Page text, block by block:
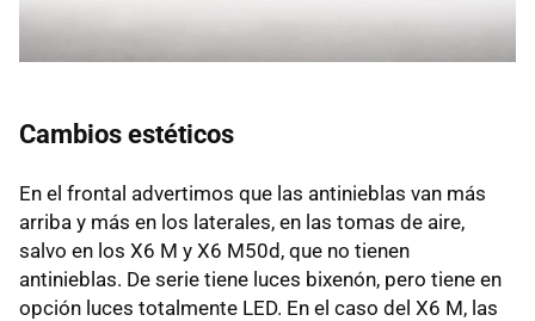
Cambios estéticos
En el frontal advertimos que las antinieblas van más
arriba y más en los laterales, en las tomas de aire,
salvo en los X6 M y X6 M50d, que no tienen
antinieblas. De serie tiene luces bixenón, pero tiene en
opción luces totalmente LED. En el caso del X6 M, las